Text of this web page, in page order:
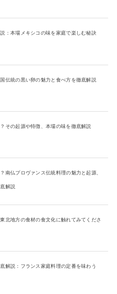
：本場メキシコの味を家庭で楽しむ秘訣
伝統の黒い卵の魅力と食べ方を徹底解説
その起源や特徴、本場の味を徹底解説
南仏プロヴァンス伝統料理の魅力と起源、
解説
北地方の食材の食文化に触れてみてくださ
解説：フランス家庭料理の定番を味わう